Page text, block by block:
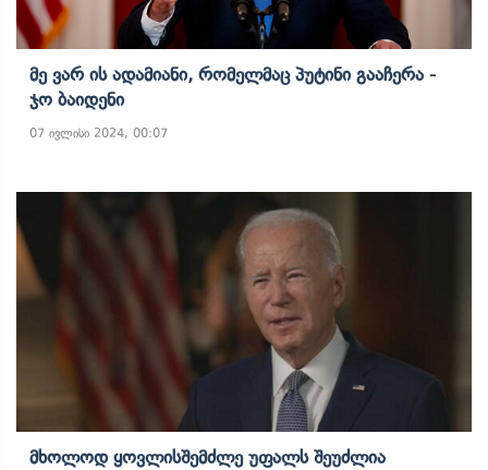
Მე Ვარ Ის Ადამიანი, Რომელმაც Პუტინი Გააჩერა -
Ჯო Ბაიდენი
07 ივლისი 2024, 00:07
Მხოლოდ Ყოვლისშემძლე Უფალს Შეუძლია